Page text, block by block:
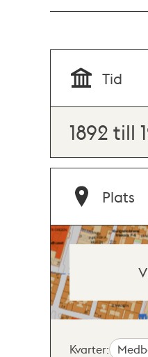
Tid
1892 till
Plats
Kvarter: